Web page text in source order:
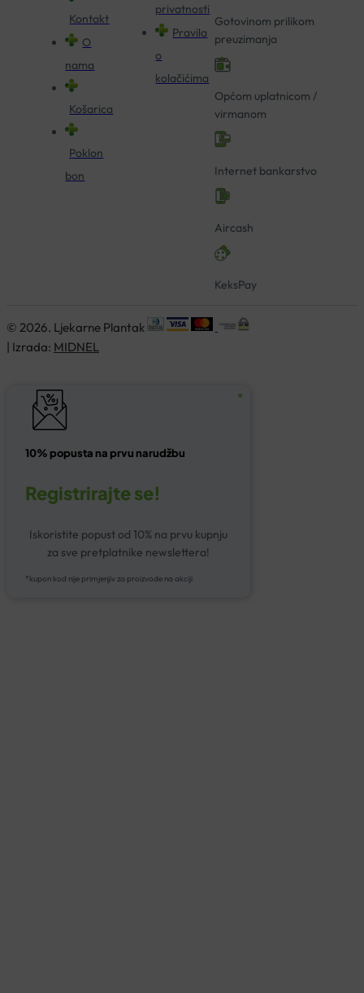
Kontakt
O
nama
Košarica
Poklon
bon
privatnosti
Pravila
o
kolačićima
Gotovinom prilikom
preuzimanja
Općom uplatnicom /
virmanom
Internet bankarstvo
Aircash
KeksPay
© 2026. Ljekarne Plantak
| Izrada: MIDNEL
10% popusta na prvu narudžbu
Registrirajte se!
Iskoristite popust od 10% na prvu kupnju
za sve pretplatnike newslettera!
*kupon kod nije primjenjiv za proizvode na akciji